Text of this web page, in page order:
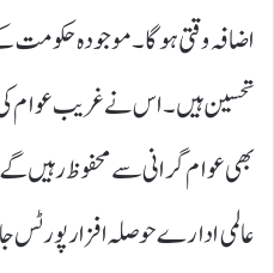
اضافہ وقتی ہوگا۔ موجودہ حکومت
تحسین ہیں۔ اس نے غریب عوام
بھی عوام گرانی سے محفوظ
عالمی ادارے حوصلہ افزا